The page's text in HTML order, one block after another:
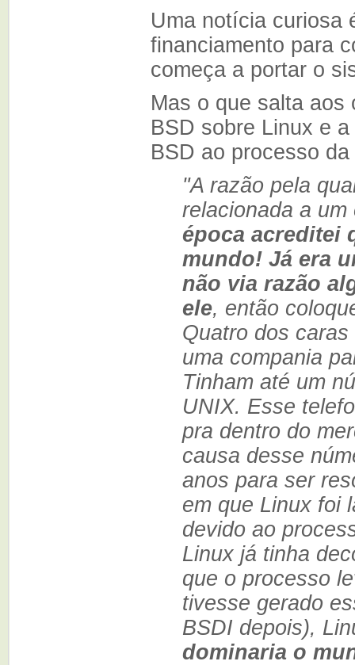
Uma notícia curiosa
financiamento para
começa a portar o
Mas o que salta aos
BSD sobre Linux e
BSD ao processo da
"A razão pela
relacionada a
época acreditei
mundo! Já era
não via razão
ele, então
Quatro dos
uma compania
Tinham até um
UNIX. Esse
pra dentro do
causa desse
anos para ser
em que Linux foi
devido ao
Linux já tinha
que o processo
tivesse gerado
BSDI depois),
dominaria o